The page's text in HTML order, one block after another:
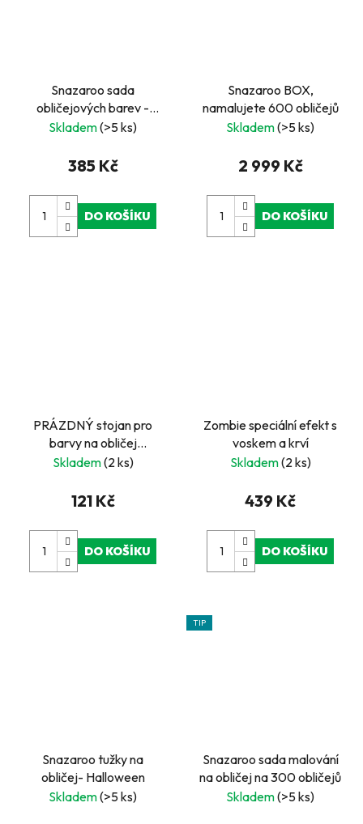
Snazaroo sada
obličejových barev -
růžová
Skladem(>5 ks)
385 Kč
DO KOŠÍKU
Snazaroo BOX,
namalujete 600 obličejů
Skladem(>5 ks)
2 999 Kč
DO KOŠÍKU
PRÁZDNÝ stojan pro
barvy na obličej
Snazaroo Halloween
Skladem(2 ks)
121 Kč
DO KOŠÍKU
Zombie speciální efekt s
voskem a krví
Skladem(2 ks)
439 Kč
DO KOŠÍKU
Snazaroo tužky na
obličej- Halloween
Skladem(>5 ks)
TIP
Snazaroo sada malování
na obličej na 300 obličejů
Skladem(>5 ks)